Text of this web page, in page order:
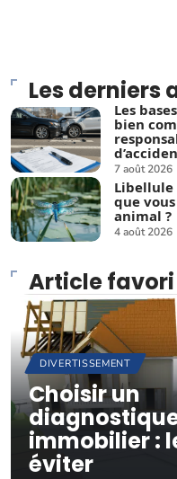
Les derniers
Les
bien
7 août 2026
que
animal ?
4 août 2026
Article favori
DIVERTISSEMENT
Choisir un
immobilier :
éviter